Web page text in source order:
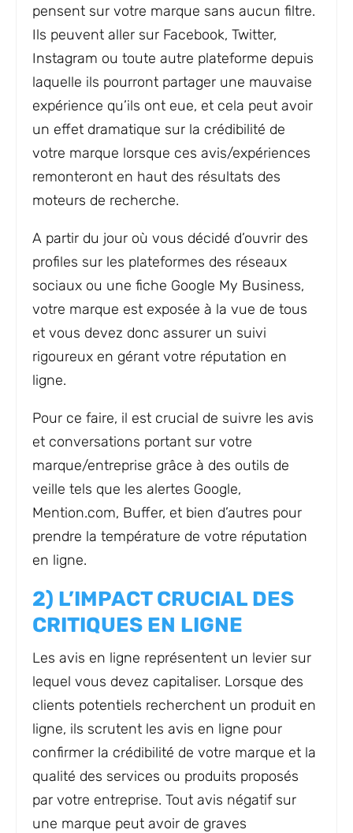
pensent sur votre marque sans aucun filtre.
Ils peuvent aller sur Facebook, Twitter,
Instagram ou toute autre plateforme depuis
laquelle ils pourront partager une mauvaise
expérience qu’ils ont eue, et cela peut avoir
un effet dramatique sur la crédibilité de
votre marque lorsque ces avis/expériences
remonteront en haut des résultats des
moteurs de recherche.
A partir du jour où vous décidé d’ouvrir des
profiles sur les plateformes des réseaux
sociaux ou une fiche Google My Business,
votre marque est exposée à la vue de tous
et vous devez donc assurer un suivi
rigoureux en gérant votre réputation en
ligne.
Pour ce faire, il est crucial de suivre les avis
et conversations portant sur votre
marque/entreprise grâce à des outils de
veille tels que les alertes Google,
Mention.com, Buffer, et bien d’autres pour
prendre la température de votre réputation
en ligne.
2) L’IMPACT CRUCIAL DES
CRITIQUES EN LIGNE
Les avis en ligne représentent un levier sur
lequel vous devez capitaliser. Lorsque des
clients potentiels recherchent un produit en
ligne, ils scrutent les avis en ligne pour
confirmer la crédibilité de votre marque et la
qualité des services ou produits proposés
par votre entreprise. Tout avis négatif sur
une marque peut avoir de graves